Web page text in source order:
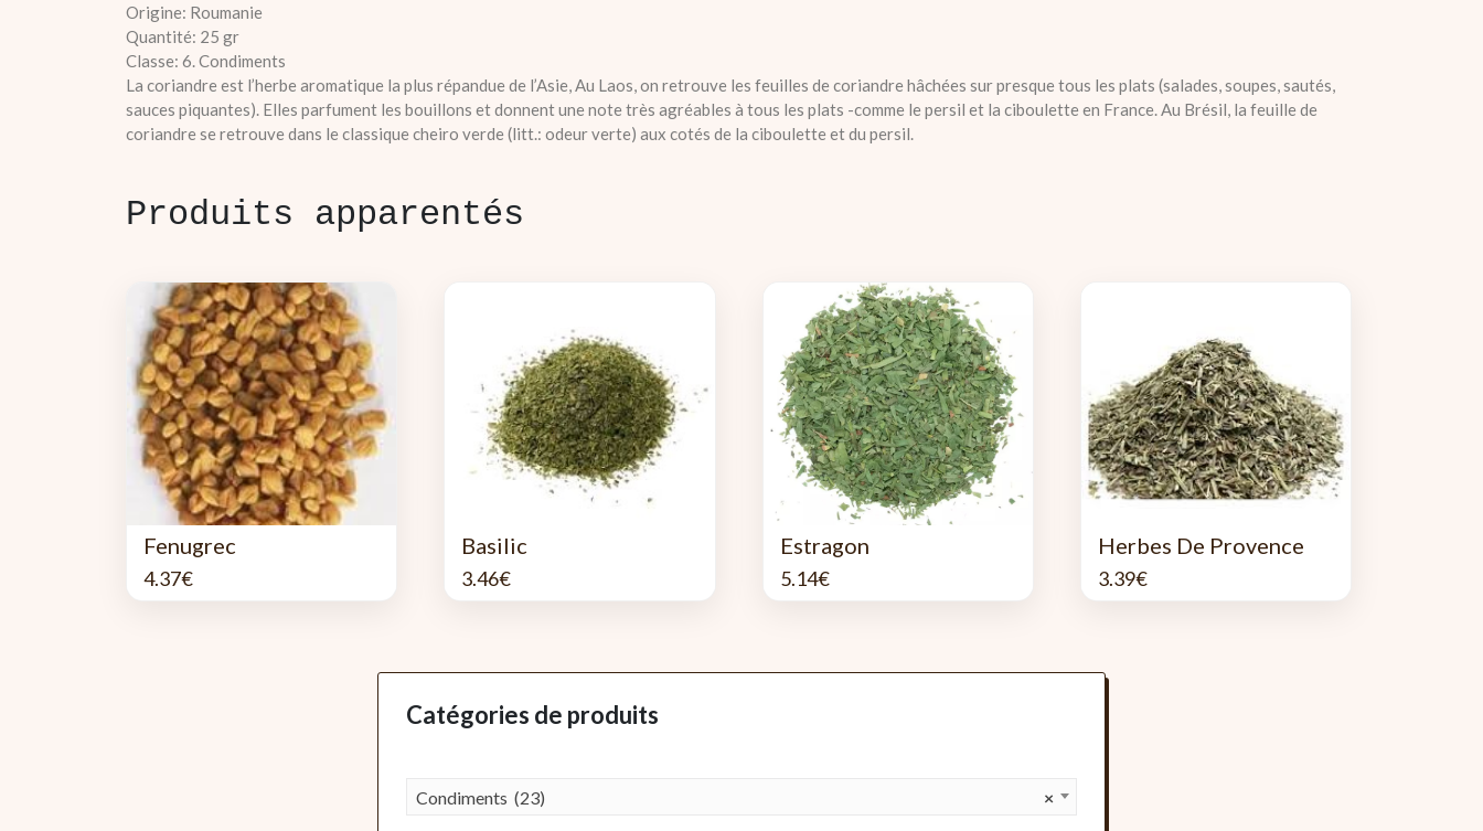
Origine: Roumanie
Quantité: 25 gr
Classe: 6. Condiments
La coriandre est l’herbe aromatique la plus répandue de l’Asie, Au Laos, on retrouve les feuilles de coriandre hâchées sur presque tous les plats (salades, soupes, sautés,
sauces piquantes). Elles parfument les bouillons et donnent une note très agréables à tous les plats -comme le persil et la ciboulette en France. Au Brésil, la feuille de
coriandre se retrouve dans le classique cheiro verde (litt.: odeur verte) aux cotés de la ciboulette et du persil.
Produits apparentés
Fenugrec
4.37€
Basilic
3.46€
Estragon
5.14€
Herbes De Provence
3.39€
Catégories de produits
×
Condiments (23)